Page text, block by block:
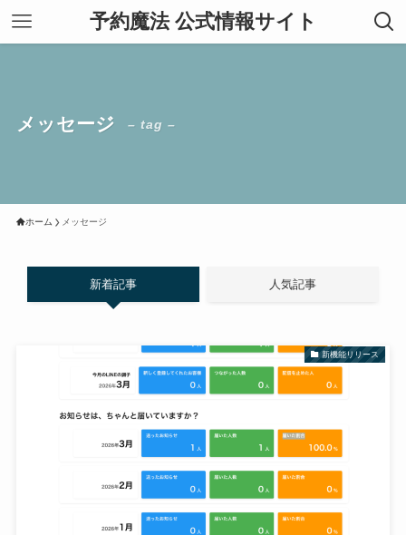
予約魔法 公式情報サイト
メッセージ – tag –
ホーム メッセージ
新着記事 人気記事
新機能リリース